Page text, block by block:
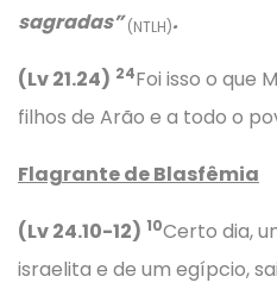
sagradas”(NTLH).
(Lv 21.24) 24Foi isso o que
filhos de Arão e a todo o
Flagrante de Blasfêmia
(Lv 24.10-12) 10Certo dia,
israelita e de um egípcio,